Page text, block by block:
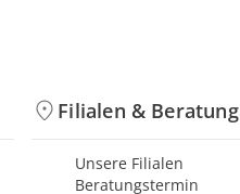
Filialen & Beratung
Unsere Filialen
Beratungstermin